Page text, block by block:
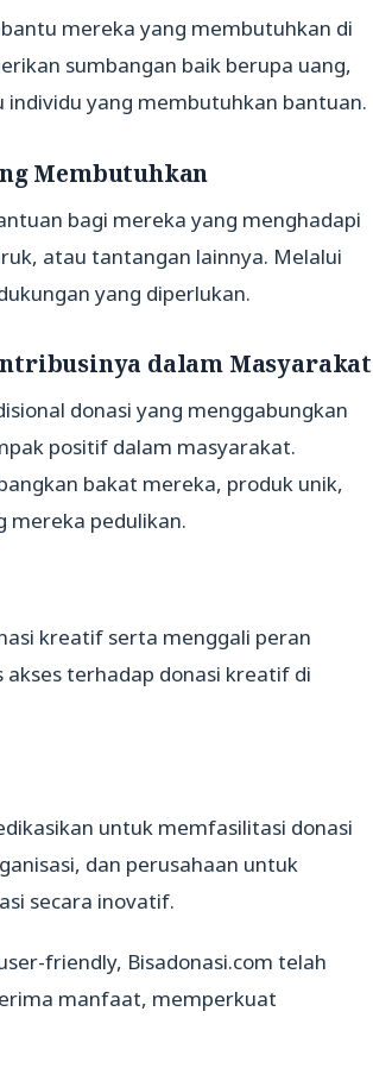
mereka yang membutuhkan di
sumbangan baik berupa uang,
yang membutuhkan bantuan.
Membutuhkan
bagi mereka yang menghadapi
atau tantangan lainnya. Melalui
yang diperlukan.
dalam Masyarakat
donasi yang menggabungkan
positif dalam masyarakat.
bakat mereka, produk unik,
mereka pedulikan.
kreatif serta menggali peran
terhadap donasi kreatif di
untuk memfasilitasi donasi
dan perusahaan untuk
secara inovatif.
friendly, Bisadonasi.com telah
manfaat, memperkuat